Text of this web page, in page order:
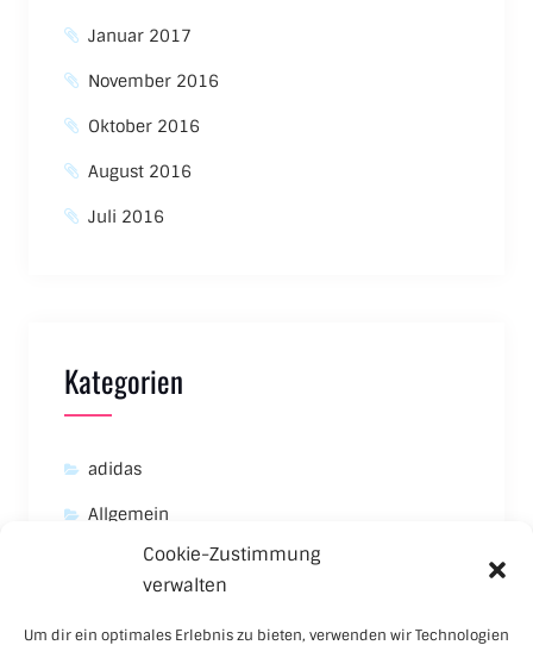
Cookie-Zustimmung
verwalten
Um dir ein optimales Erlebnis zu bieten, verwenden wir Technologien
Januar 2017
November 2016
Oktober 2016
August 2016
Juli 2016
Kategorien
adidas
Allgemein